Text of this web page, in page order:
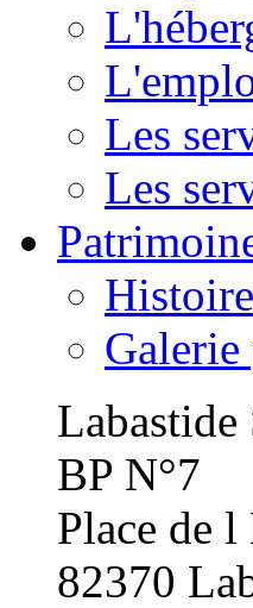
Les
Les
Galerie
Labastide
BP N°7
Place de
82370